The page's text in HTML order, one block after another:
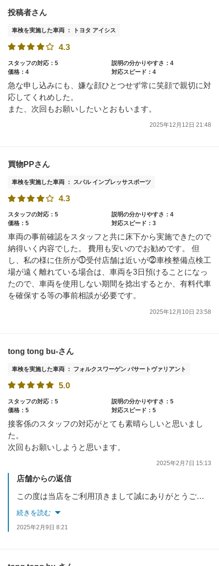
投稿者さん
車検を実施した車両 ： トヨタ アイシス
4.3
スタッフの対応：5
説明の分かりやすさ：4
価格：4
対応スピード：4
急な申し込みにも、嫌な顔ひとつせず常に笑顔で親切に対
応してくれめした。
また、次回もお願いしたいとおもいます。
2025年12月12日 21:48
買物PPさん
車検を実施した車両 ： スバル インプレッサスポーツ
4.3
スタッフの対応：5
説明の分かりやすさ：4
価格：5
対応スピード：3
車両の事前確認をスタッフと共に床下から実施できたので
納得いく内容でした。 費用も安いのでお勧めです。 但
し、私の様に住所が⓵受付店舗は近いが⓶車検整備点検工
場が遠く離れている場合は、車両を3日預けることになっ
たので、車両を使用しない期間を捻出するとか、有料代車
を確保する等の事前相談が必要です。
2025年12月10日 23:58
tong tong bu-さん
車検を実施した車両 ： フォルクスワーゲン パサートヴァリアント
5.0
スタッフの対応：5
説明の分かりやすさ：5
価格：5
対応スピード：5
接客係のスタッフの対応がとても素晴らしいと思いまし
た。
次回もお願いしようと思います。
2025年2月7日 15:13
店舗からの返信
この度は当店をご利用頂きまして誠にありがとうございます。また温かいお褒めのお言葉を頂きありがとうございます。スタッフ一同これからもお客様に喜んで頂ける接客を心掛けて参ります。車検パスポートやアプリ等ご利用頂きお得に給油してください。今後ともお車に関するご用命ございましたらお気軽にご相談ください。
続きを読む
2025年2月9日 8:21